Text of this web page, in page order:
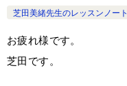
芝田美緒先生のレッスンノート
お疲れ様です。
芝田です。